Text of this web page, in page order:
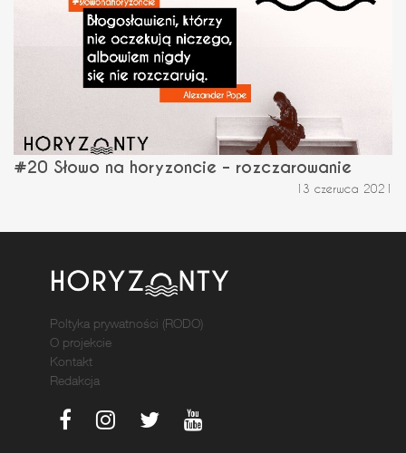
#20 Słowo na horyzoncie – rozczarowanie
13 czerwca 2021
Poltyka prywatności (RODO)
O projekcie
Kontakt
Redakcja